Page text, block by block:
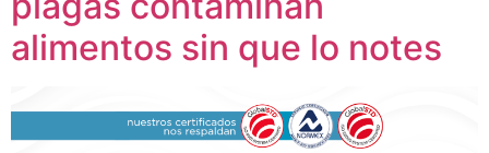
alimentos sin que lo notes